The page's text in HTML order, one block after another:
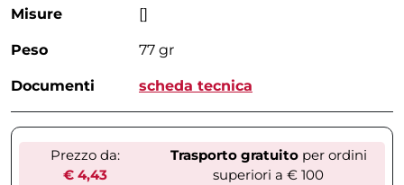
Misure []
Peso 77 gr
Documenti scheda tecnica
Prezzo da:
€ 4,43
Trasporto gratuitoper ordini
superiori a € 100